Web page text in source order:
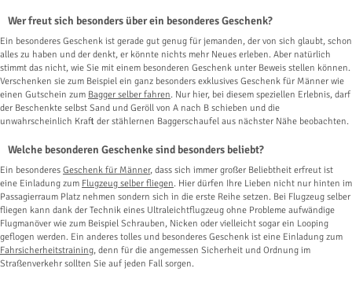
Wer freut sich besonders über ein besonderes Geschenk?
Ein besonderes Geschenk ist gerade gut genug für jemanden, der von sich glaubt, schon
alles zu haben und der denkt, er könnte nichts mehr Neues erleben. Aber natürlich
stimmt das nicht, wie Sie mit einem besonderen Geschenk unter Beweis stellen können.
Verschenken sie zum Beispiel ein ganz besonders exklusives Geschenk für Männer wie
einen Gutschein zum Bagger selber fahren. Nur hier, bei diesem speziellen Erlebnis, darf
der Beschenkte selbst Sand und Geröll von A nach B schieben und die
unwahrscheinlich Kraft der stählernen Baggerschaufel aus nächster Nähe beobachten.
Welche besonderen Geschenke sind besonders beliebt?
Ein besonderes Geschenk für Männer, dass sich immer großer Beliebtheit erfreut ist
eine Einladung zum Flugzeug selber fliegen. Hier dürfen Ihre Lieben nicht nur hinten im
Passagierraum Platz nehmen sondern sich in die erste Reihe setzen. Bei Flugzeug selber
fliegen kann dank der Technik eines Ultraleichtflugzeug ohne Probleme aufwändige
Flugmanöver wie zum Beispiel Schrauben, Nicken oder vielleicht sogar ein Looping
geflogen werden. Ein anderes tolles und besonderes Geschenk ist eine Einladung zum
Fahrsicherheitstraining, denn für die angemessen Sicherheit und Ordnung im
Straßenverkehr sollten Sie auf jeden Fall sorgen.